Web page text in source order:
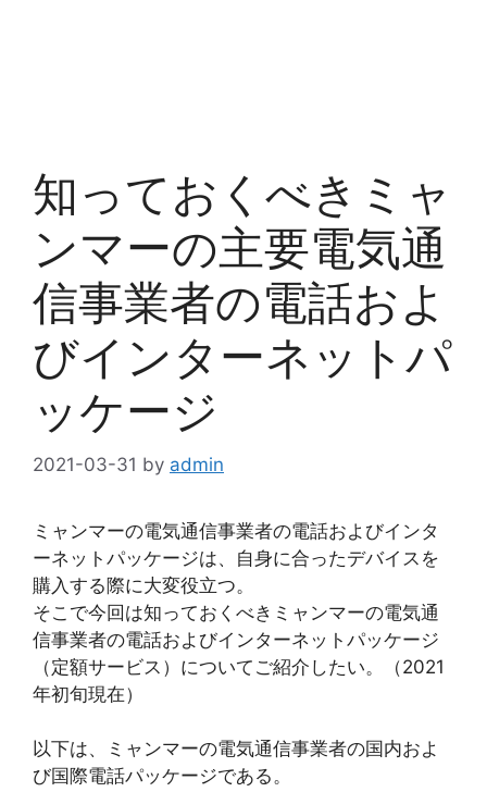
知っておくべきミャ
ンマーの主要電気通
信事業者の電話およ
びインターネットパ
ッケージ
2021-03-31 by admin
ミャンマーの電気通信事業者の電話およびインタ
ーネットパッケージは、自身に合ったデバイスを
購入する際に大変役立つ。
そこで今回は知っておくべきミャンマーの電気通
信事業者の電話およびインターネットパッケージ
（定額サービス）についてご紹介したい。（2021
年初旬現在）
以下は、ミャンマーの電気通信事業者の国内およ
び国際電話パッケージである。